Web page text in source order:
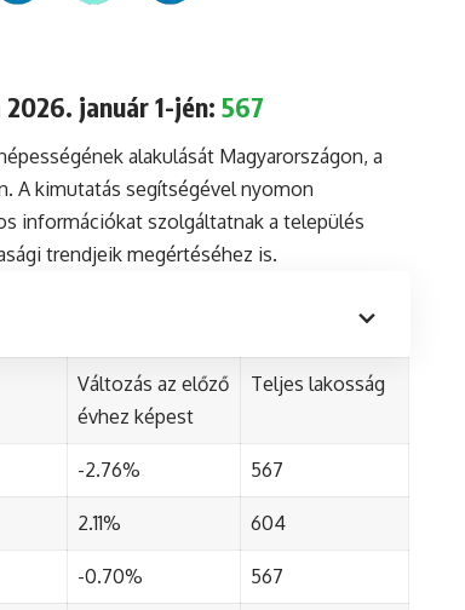
január 1-jén:567
alakulását Magyarországon, a
A kimutatás segítségével nyomon
információkat szolgáltatnak a település
trendjeik megértéséhez is.
Változás az előző
évhez képest
Teljes lakosság
-2.76% 567
2.11% 604
-0.70% 567